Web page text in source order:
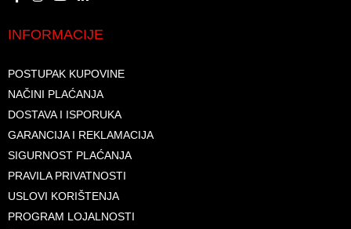
INFORMACIJE
POSTUPAK KUPOVINE
NAČINI PLAĆANJA
DOSTAVA I ISPORUKA
GARANCIJA I REKLAMACIJA
SIGURNOST PLAĆANJA
PRAVILA PRIVATNOSTI
USLOVI KORIŠTENJA
PROGRAM LOJALNOSTI